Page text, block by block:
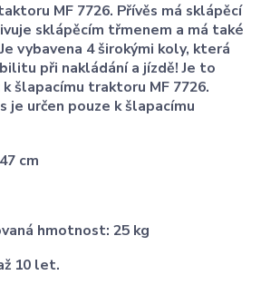
MF 7726. Přívěs má sklápěcí
sklápěcím třmenem a má také
vybavena 4 širokými koly, která
při nakládání a jízdě! Je to
šlapacímu traktoru MF 7726.
je určen pouze k šlapacímu
cm
hmotnost: 25 kg
10 let.